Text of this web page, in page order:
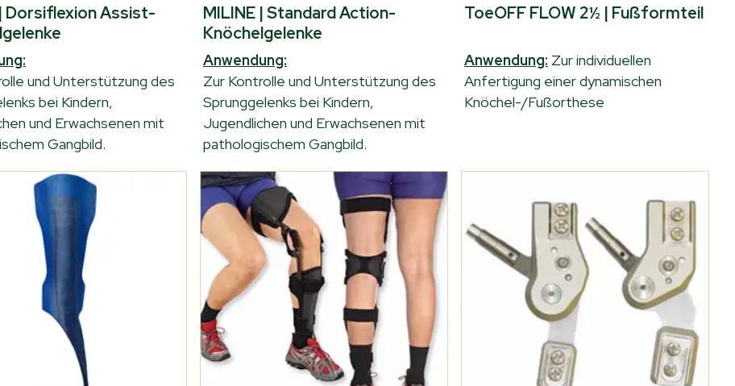
Dorsiflexion Assist-
und Unterstützung des
bei Kindern,
und Erwachsenen mit
Gangbild.
MILINE | Standard Action-
Knöchelgelenke
Anwendung:
Zur Kontrolle und Unterstützung des
Sprunggelenks bei Kindern,
Jugendlichen und Erwachsenen mit
pathologischem Gangbild.
ToeOFF FLOW 2½ | Fußformteil
Anwendung: Zur individuellen
Anfertigung einer dynamischen
Knöchel-/Fußorthese